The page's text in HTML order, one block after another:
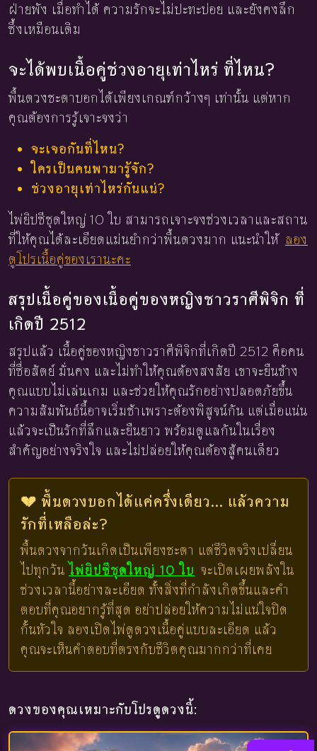
ฝ่ายพัง เมื่อทำได้ ความรักจะไม่ปะทะบ่อย และยังคงลึก
ซึ้งเหมือนเดิม
จะได้พบเนื้อคู่ช่วงอายุเท่าไหร่ ที่ไหน?
พื้นดวงชะตาบอกได้เพียงเกณฑ์กว้างๆ เท่านั้น แต่หาก
คุณต้องการรู้เจาะจงว่า
จะเจอกันที่ไหน?
ใครเป็นคนพามารู้จัก?
ช่วงอายุเท่าไหร่กันแน่?
ไพ่ยิปซีชุดใหญ่ 10 ใบ สามารถเจาะจงช่วงเวลาและสถาน
ที่ให้คุณได้ละเอียดแม่นยำกว่าพื้นดวงมาก แนะนำให้ ลอง
ดูโปรเนื้อคู่ของเรานะคะ
สรุปเนื้อคู่ของเนื้อคู่ของหญิงชาวราศีพิจิก ที่
เกิดปี 2512
สรุปแล้ว เนื้อคู่ของหญิงชาวราศีพิจิกที่เกิดปี 2512 คือคน
ที่ซื่อสัตย์ มั่นคง และไม่ทำให้คุณต้องสงสัย เขาจะยืนข้าง
คุณแบบไม่เล่นเกม และช่วยให้คุณรักอย่างปลอดภัยขึ้น
ความสัมพันธ์นี้อาจเริ่มช้าเพราะต้องพิสูจน์กัน แต่เมื่อแน่น
แล้วจะเป็นรักที่ลึกและยืนยาว พร้อมดูแลกันในเรื่อง
สำคัญอย่างจริงใจ และไม่ปล่อยให้คุณต้องสู้คนเดียว
💔 พื้นดวงบอกได้แค่ครึ่งเดียว... แล้วความ
รักที่เหลือล่ะ?
พื้นดวงจากวันเกิดเป็นเพียงชะตา แต่ชีวิตจริงเปลี่ยน
ไปทุกวัน ไพ่ยิปซีชุดใหญ่ 10 ใบ จะเปิดเผยพลังใน
ช่วงเวลานี้อย่างละเอียด ทั้งสิ่งที่กำลังเกิดขึ้นและคำ
ตอบที่คุณอยากรู้ที่สุด อย่าปล่อยให้ความไม่แน่ใจปิด
กั้นหัวใจ ลองเปิดไพ่ดูดวงเนื้อคู่แบบละเอียด แล้ว
คุณจะเห็นคำตอบที่ตรงกับชีวิตคุณมากกว่าที่เคย
ดวงของคุณเหมาะกับโปรดูดวงนี้: